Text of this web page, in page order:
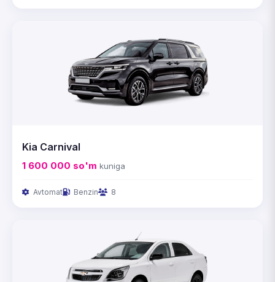
Kia Carnival
1 600 000 so'm kuniga
Avtomat Benzin 8